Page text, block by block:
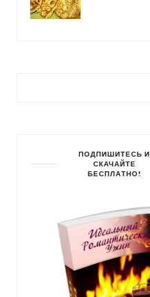
ПОДПИШИТЕСЬ И
СКАЧАЙТЕ
БЕСПЛАТНО!